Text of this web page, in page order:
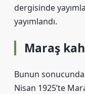
dergisinde
yayımlandı.
Maraş
Bunun
Nisan 1925’te